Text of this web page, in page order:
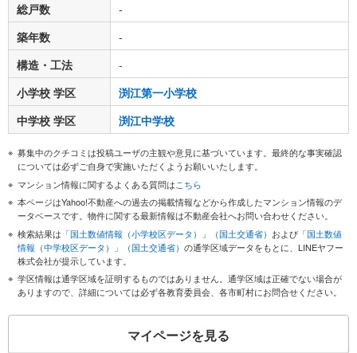
総戸数
-
築年数
-
構造・工法
-
小学校 学区
渕江第一小学校
中学校 学区
渕江中学校
募集中のクチコミは投稿ユーザの主観や意見に基づいています。最終的な事実確認
については必ずご自身で実施いただくようお願いいたします。
マンション情報に関するよくある質問はこちら
本ページはYahoo!不動産への過去の掲載情報などから作成したマンション情報のデ
ータベースです。物件に関する最新情報は不動産会社へお問い合わせください。
検索結果は 「国土数値情報（小学校区データ）」（国土交通省） および 「国土数値
情報（中学校区データ）」（国土交通省） の通学区域データをもとに、LINEヤフー
株式会社が提示しています。
学区情報は通学区域を証明するものではありません。通学区域は正確でない場合が
ありますので、詳細については必ず各教育委員会、各市町村にお問合せください。
マイページを見る